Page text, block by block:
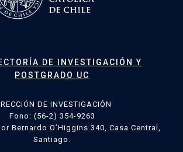
DE INVESTIGACIÓN Y
POSTGRADO UC
DE INVESTIGACIÓN
Fono: (56-2) 354-9263
Bernardo O’Higgins 340, Casa Central,
Santiago.